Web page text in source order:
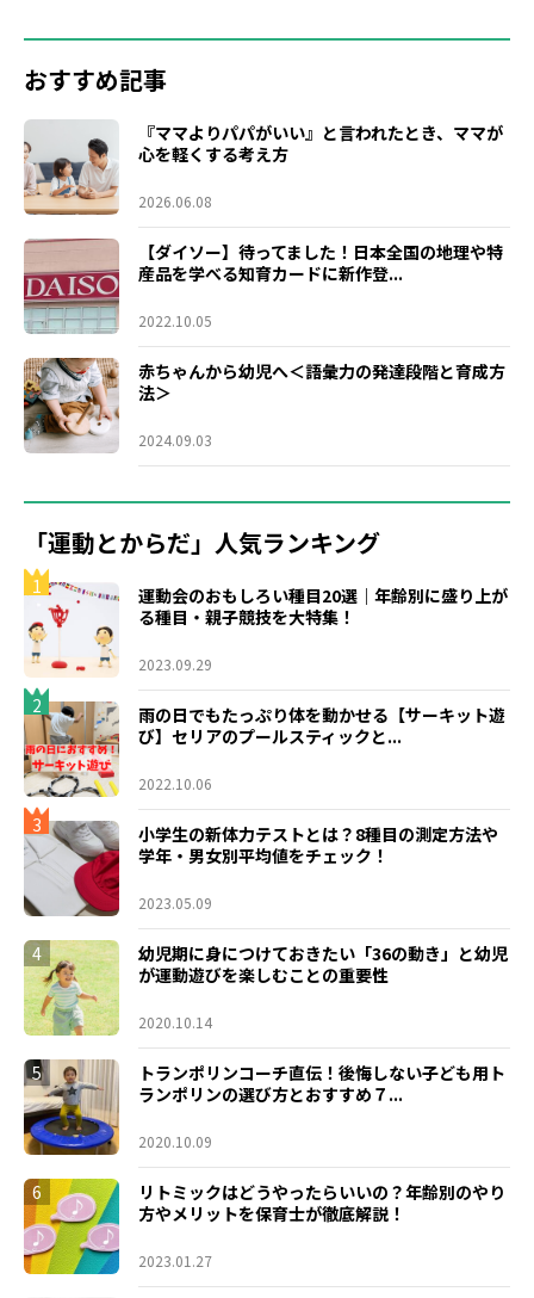
おすすめ記事
『ママよりパパがいい』と言われたとき、ママが
心を軽くする考え方
2026.06.08
【ダイソー】待ってました！日本全国の地理や特
産品を学べる知育カードに新作登...
2022.10.05
赤ちゃんから幼児へ＜語彙力の発達段階と育成方
法＞
2024.09.03
「運動とからだ」人気ランキング
1
運動会のおもしろい種目20選｜年齢別に盛り上が
る種目・親子競技を大特集！
2023.09.29
2
雨の日でもたっぷり体を動かせる【サーキット遊
び】セリアのプールスティックと...
2022.10.06
3
小学生の新体力テストとは？8種目の測定方法や
学年・男女別平均値をチェック！
2023.05.09
4
幼児期に身につけておきたい「36の動き」と幼児
が運動遊びを楽しむことの重要性
2020.10.14
5
トランポリンコーチ直伝！後悔しない子ども用ト
ランポリンの選び方とおすすめ７...
2020.10.09
6
リトミックはどうやったらいいの？年齢別のやり
方やメリットを保育士が徹底解説！
2023.01.27